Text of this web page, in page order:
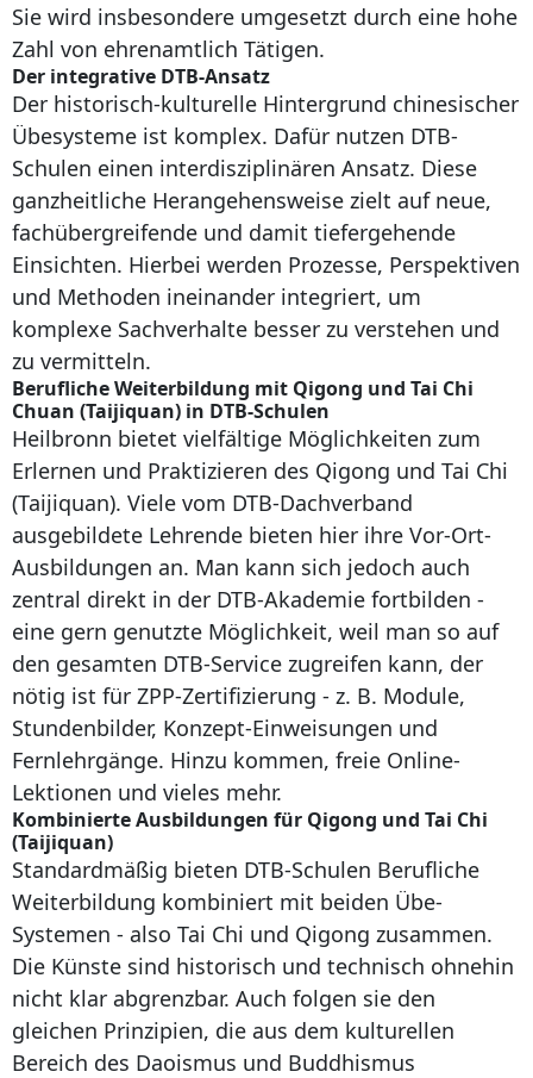
Sie wird insbesondere umgesetzt durch eine hohe
Zahl von ehrenamtlich Tätigen.
Der integrative DTB-Ansatz
Der historisch-kulturelle Hintergrund chinesischer
Übesysteme ist komplex. Dafür nutzen DTB-
Schulen einen interdisziplinären Ansatz. Diese
ganzheitliche Herangehensweise zielt auf neue,
fachübergreifende und damit tiefergehende
Einsichten. Hierbei werden Prozesse, Perspektiven
und Methoden ineinander integriert, um
komplexe Sachverhalte besser zu verstehen und
zu vermitteln.
Berufliche Weiterbildung mit Qigong und Tai Chi
Chuan (Taijiquan) in DTB-Schulen
Heilbronn bietet vielfältige Möglichkeiten zum
Erlernen und Praktizieren des Qigong und Tai Chi
(Taijiquan). Viele vom DTB-Dachverband
ausgebildete Lehrende bieten hier ihre Vor-Ort-
Ausbildungen an. Man kann sich jedoch auch
zentral direkt in der DTB-Akademie fortbilden -
eine gern genutzte Möglichkeit, weil man so auf
den gesamten DTB-Service zugreifen kann, der
nötig ist für ZPP-Zertifizierung - z. B. Module,
Stundenbilder, Konzept-Einweisungen und
Fernlehrgänge. Hinzu kommen, freie Online-
Lektionen und vieles mehr.
Kombinierte Ausbildungen für Qigong und Tai Chi
(Taijiquan)
Standardmäßig bieten DTB-Schulen Berufliche
Weiterbildung kombiniert mit beiden Übe-
Systemen - also Tai Chi und Qigong zusammen.
Die Künste sind historisch und technisch ohnehin
nicht klar abgrenzbar. Auch folgen sie den
gleichen Prinzipien, die aus dem kulturellen
Bereich des Daoismus und Buddhismus